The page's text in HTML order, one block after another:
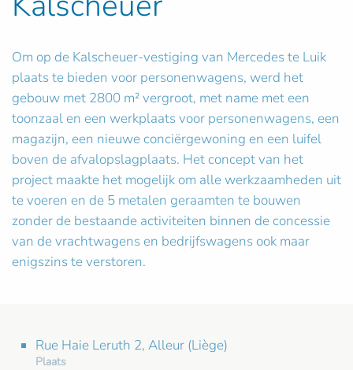
Om op de Kalscheuer-vestiging van Mercedes te Luik
plaats te bieden voor personenwagens, werd het
gebouw met 2800 m² vergroot, met name met een
toonzaal en een werkplaats voor personenwagens, een
magazijn, een nieuwe conciërgewoning en een luifel
boven de afvalopslagplaats. Het concept van het
project maakte het mogelijk om alle werkzaamheden uit
te voeren en de 5 metalen geraamten te bouwen
zonder de bestaande activiteiten binnen de concessie
van de vrachtwagens en bedrijfswagens ook maar
enigszins te verstoren.
Rue Haie Leruth 2, Alleur (Liège)
Plaats